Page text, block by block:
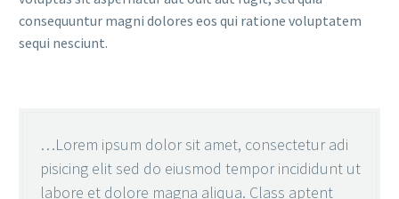
consequuntur magni dolores eos qui ratione voluptatem
sequi nesciunt.
…Lorem ipsum dolor sit amet, consectetur adi
pisicing elit sed do eiusmod tempor incididunt ut
labore et dolore magna aliqua. Class aptent